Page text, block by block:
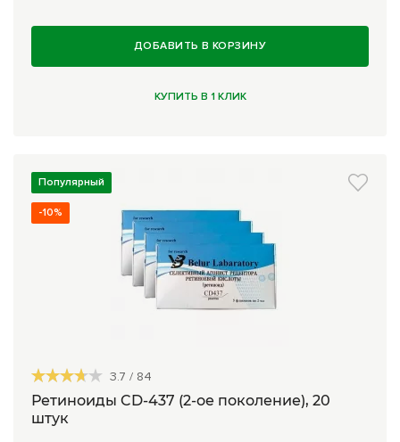
ДОБАВИТЬ В КОРЗИНУ
КУПИТЬ В 1 КЛИК
Популярный
-10%
3.7 / 84
Ретиноиды CD-437 (2-ое поколение), 20
штук